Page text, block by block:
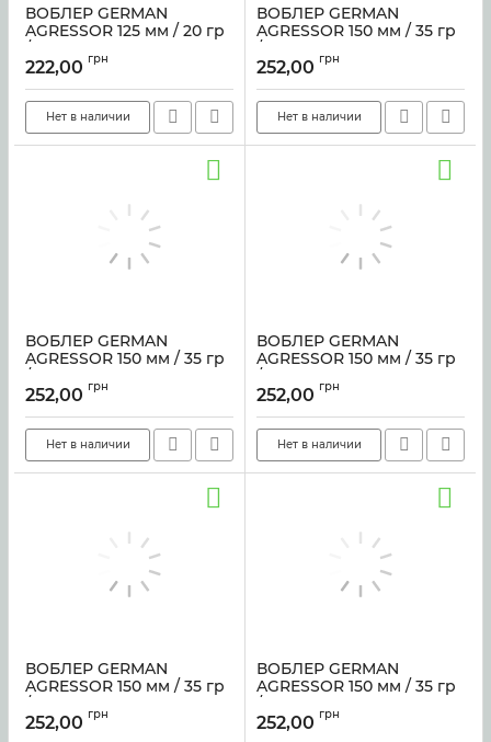
ВОБЛЕР GERMAN
AGRESSOR 125 мм / 20 гр
/ C242
Артикул: sf-2985
222,00 грн
Нет в наличии
ВОБЛЕР GERMAN
AGRESSOR 150 мм / 35 гр
/ C007
Артикул: sf-4138
252,00 грн
Нет в наличии
ВОБЛЕР GERMAN
AGRESSOR 150 мм / 35 гр
/ C252
Артикул: sf-4137
252,00 грн
Нет в наличии
ВОБЛЕР GERMAN
AGRESSOR 150 мм / 35 гр
/ C110
Артикул: sf-4136
252,00 грн
Нет в наличии
ВОБЛЕР GERMAN
AGRESSOR 150 мм / 35 гр
/ C147
Артикул: sf-4135
252,00 грн
ВОБЛЕР GERMAN
AGRESSOR 150 мм / 35 гр
/ C237
Артикул: sf-4134
252,00 грн